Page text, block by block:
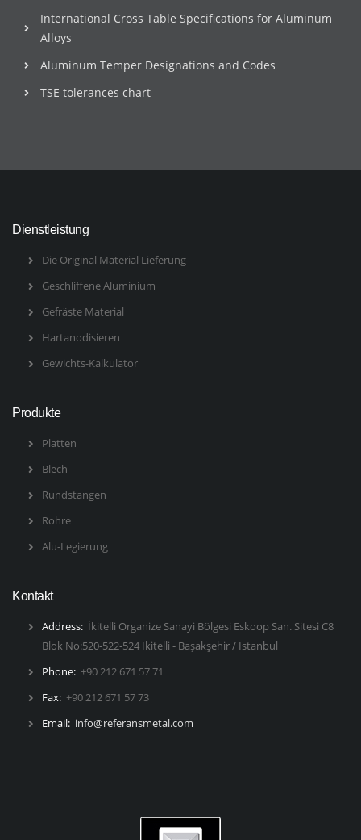
International Cross Table Specifications for Aluminum
Alloys
Aluminum Temper Designations and Codes
TSE tolerances chart
Dienstleistung
Die Original Material Lieferung
Geschliffene Aluminium
Gefräste Material
Hartanodisieren
Gewichts-Kalkulator
Produkte
Platten
Blech
Rundstangen
Rohre
Alu-Legierung
Kontakt
Address: İkitelli Organize Sanayi Bölgesi Eskoop San. Sitesi C8
Blok No:520-522-524 İkitelli - Başakşehir / İstanbul
Phone: +90 212 671 57 71
Fax: +90 212 671 57 73
Email: info@referansmetal.com